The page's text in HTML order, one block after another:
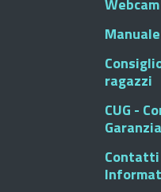
Webcam
ragazzi
CUG -
Garanzia
Contatti